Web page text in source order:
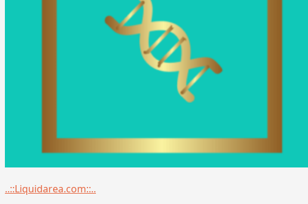
Menu
..::Liquidarea.com::..